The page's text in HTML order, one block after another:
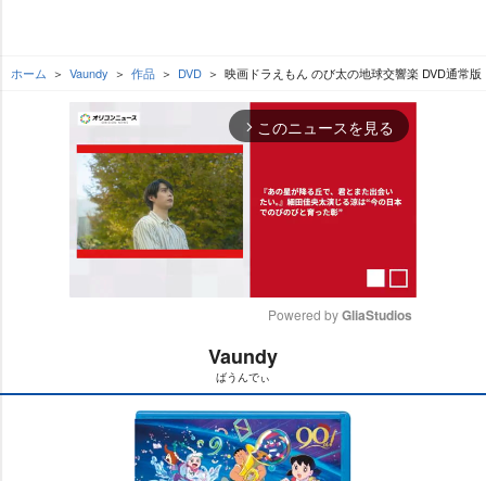
ホーム Vaundy 作品 DVD 映画ドラえもん のび太の地球交響楽 DVD通常版
arrow_forward_ios このニュースを見る
t
e
Powered by GliaStudios
Vaundy
ばうんでぃ